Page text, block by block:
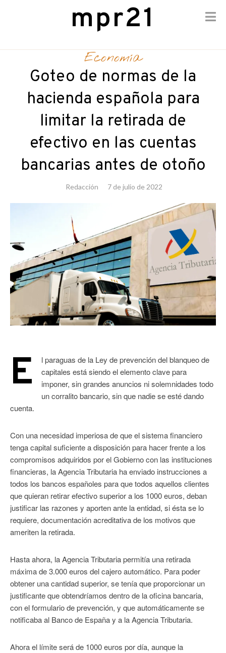
mpr21
Economía
Goteo de normas de la
hacienda española para
limitar la retirada de
efectivo en las cuentas
bancarias antes de otoño
Redacción 7 de julio de 2022
E
l paraguas de la Ley de prevención del blanqueo de
capitales está siendo el elemento clave para
imponer, sin grandes anuncios ni solemnidades todo
un corralito bancario, sin que nadie se esté dando
cuenta.
Con una necesidad imperiosa de que el sistema financiero
tenga capital suficiente a disposición para hacer frente a los
compromisos adquiridos por el Gobierno con las instituciones
financieras, la Agencia Tributaria ha enviado instrucciones a
todos los bancos españoles para que todos aquellos clientes
que quieran retirar efectivo superior a los 1000 euros, deban
justificar las razones y aporten ante la entidad, si ésta se lo
requiere, documentación acreditativa de los motivos que
ameriten la retirada.
Hasta ahora, la Agencia Tributaria permitía una retirada
máxima de 3.000 euros del cajero automático. Para poder
obtener una cantidad superior, se tenía que proporcionar un
justificante que obtendríamos dentro de la oficina bancaria,
con el formulario de prevención, y que automáticamente se
notificaba al Banco de España y a la Agencia Tributaria.
Ahora el límite será de 1000 euros por día, aunque la